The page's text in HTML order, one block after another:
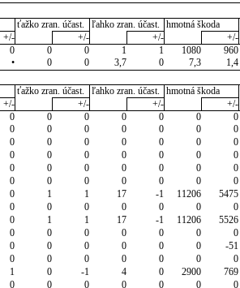
ťažko zran. účast. ľahko zran. účast. hmotná škoda
+/- +/- +/- +/-
0 0 0 1 1 1080 960
• 0 0 3,7 0 7,3 1,4
ťažko zran. účast. ľahko zran. účast. hmotná škoda
+/- +/- +/- +/-
0 0 0 0 0 0 0
0 0 0 0 0 0 0
0 0 0 0 0 0 0
0 0 0 0 0 0 0
0 0 0 0 0 0 0
0 0 0 0 0 0 0
0 1 1 17 -1 11206 5475
0 0 0 0 0 0 0
0 1 1 17 -1 11206 5526
0 0 0 0 0 0 0
0 0 0 0 0 0 -51
0 0 0 0 0 0 0
1 0 -1 4 0 2900 769
0 0 0 0 0 0 0